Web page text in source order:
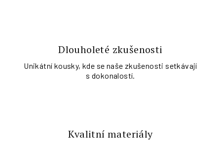
Dlouholeté zkušenosti
Unikátní kousky, kde se naše zkušenosti setkávají
s dokonalostí.
Kvalitní materiály